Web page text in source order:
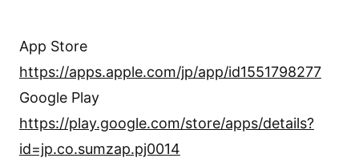
App Store
https://apps.apple.com/jp/app/id1551798277
Google Play
https://play.google.com/store/apps/details?
id=jp.co.sumzap.pj0014